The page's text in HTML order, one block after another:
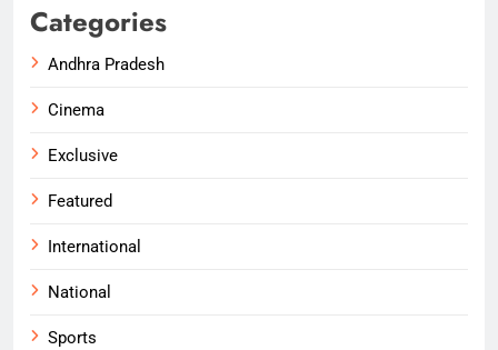
Categories
Andhra Pradesh
Cinema
Exclusive
Featured
International
National
Sports